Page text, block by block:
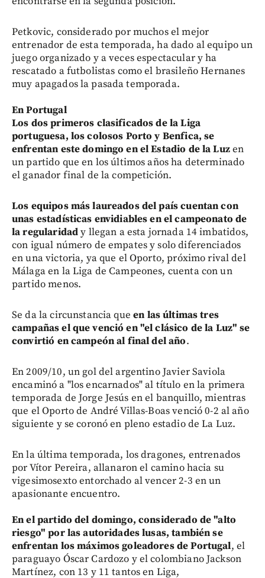
Petkovic, considerado por muchos el mejor
entrenador de esta temporada, ha dado al equipo un
juego organizado y a veces espectacular y ha
rescatado a futbolistas como el brasileño Hernanes
muy apagados la pasada temporada.
En Portugal
Los dos primeros clasificados de la Liga
portuguesa, los colosos Porto y Benfica, se
enfrentan este domingo en el Estadio de la Luzen
un partido que en los últimos años ha determinado
el ganador final de la competición.
Los equipos más laureados del país cuentan con
unas estadísticas envidiables en el campeonato de
la regularidady llegan a esta jornada 14 imbatidos,
con igual número de empates y solo diferenciados
en una victoria, ya que el Oporto, próximo rival del
Málaga en la Liga de Campeones, cuenta con un
partido menos.
Se da la circunstancia queen las últimas tres
campañas el que venció en "el clásico de la Luz" se
convirtió en campeón al final del año.
En 2009/10, un gol del argentino Javier Saviola
encaminó a "los encarnados" al título en la primera
temporada de Jorge Jesús en el banquillo, mientras
que el Oporto de André Villas-Boas venció 0-2 al año
siguiente y se coronó en pleno estadio de La Luz.
En la última temporada, los dragones, entrenados
por Vítor Pereira, allanaron el camino hacia su
vigesimosexto entorchado al vencer 2-3 en un
apasionante encuentro.
En el partido del domingo, considerado de "alto
riesgo" por las autoridades lusas, también se
enfrentan los máximos goleadores de Portugal, el
paraguayo Óscar Cardozo y el colombiano Jackson
Martínez, con 13 y 11 tantos en Liga,